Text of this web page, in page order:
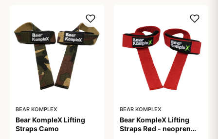
BEAR KOMPLEX
Bear KompleX Lifting
Straps Camo
BEAR KOMPLEX
Bear KompleX Lifting
Straps Rød - neopren